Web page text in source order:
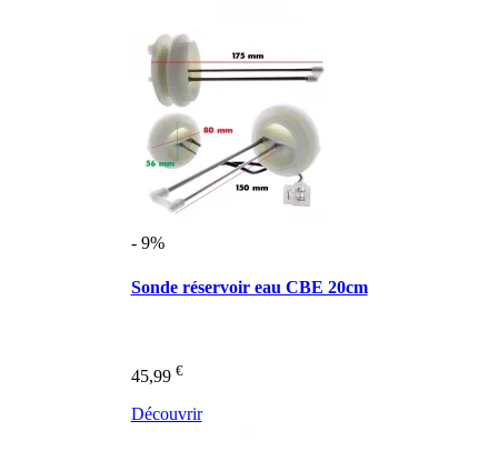
- 9%
Sonde réservoir eau CBE 20cm
45,99 €
Découvrir